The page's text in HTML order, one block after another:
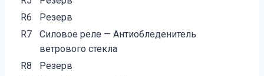
R6
Резерв
R7
Силовое реле — Антиобледенитель
ветрового стекла
R8
Резерв